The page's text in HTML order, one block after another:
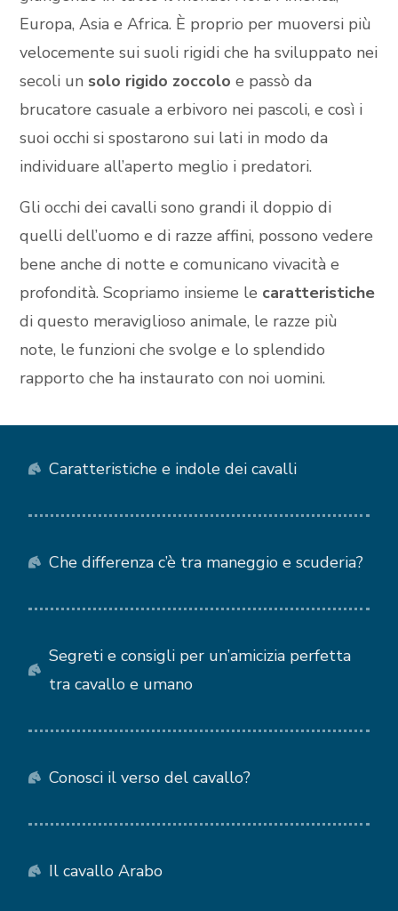
Europa, Asia e Africa. È proprio per muoversi più
velocemente sui suoli rigidi che ha sviluppato nei
secoli un solo rigido zoccolo e passò da
brucatore casuale a erbivoro nei pascoli, e così i
suoi occhi si spostarono sui lati in modo da
individuare all’aperto meglio i predatori.
Gli occhi dei cavalli sono grandi il doppio di
quelli dell’uomo e di razze affini, possono vedere
bene anche di notte e comunicano vivacità e
profondità. Scopriamo insieme le caratteristiche
di questo meraviglioso animale, le razze più
note, le funzioni che svolge e lo splendido
rapporto che ha instaurato con noi uomini.
Caratteristiche e indole dei cavalli
Che differenza c’è tra maneggio e scuderia?
Segreti e consigli per un’amicizia perfetta
tra cavallo e umano
Conosci il verso del cavallo?
Il cavallo Arabo